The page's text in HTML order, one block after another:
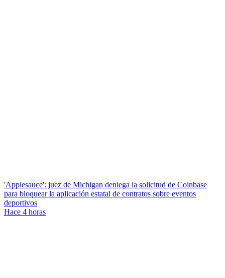
'Applesauce': juez de Michigan deniega la solicitud de Coinbase
para bloquear la aplicación estatal de contratos sobre eventos
deportivos
Hace 4 horas